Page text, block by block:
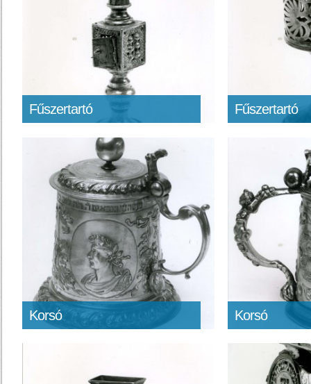
Fűszertartó Fűszertartó
Korsó Korsó